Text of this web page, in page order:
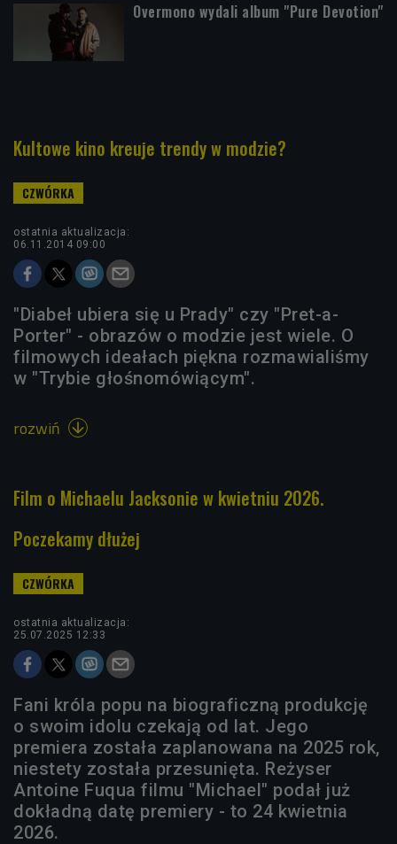
Overmono wydali album "Pure Devotion"
Kultowe kino kreuje trendy w modzie?
ostatnia aktualizacja:
06.11.2014 09:00
"Diabeł ubiera się u Prady" czy "Pret-a-
Porter" - obrazów o modzie jest wiele. O
filmowych ideałach piękna rozmawialiśmy
w "Trybie głośnomówiącym".
rozwiń 
Film o Michaelu Jacksonie w kwietniu 2026.
Poczekamy dłużej
ostatnia aktualizacja:
25.07.2025 12:33
Fani króla popu na biograficzną produkcję
o swoim idolu czekają od lat. Jego
premiera została zaplanowana na 2025 rok,
niestety została przesunięta. Reżyser
Antoine Fuqua filmu "Michael" podał już
dokładną datę premiery - to 24 kwietnia
2026.